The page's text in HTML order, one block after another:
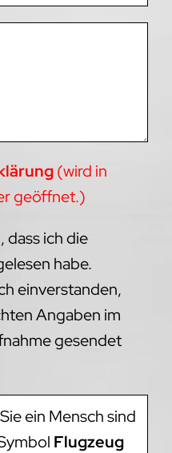
(wird in
geöffnet.)
dass ich die
habe.
einverstanden,
Angaben im
gesendet
ein Mensch sind
Flugzeug